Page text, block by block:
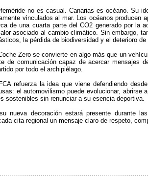
no es casual. Canarias es océano. Su
vinculados al mar. Los océanos producen
de una cuarta parte del CO2 generado por la
asociado al cambio climático. Sin embargo,
la pérdida de biodiversidad y el deterioro
Zero se convierte en algo más que un
de comunicación capaz de acercar mensajes
por todo el archipiélago.
refuerza la idea que viene defendiendo
el automovilismo puede evolucionar, abrirse
sostenibles sin renunciar a su esencia deportiva.
nueva decoración estará presente durante
cita regional un mensaje claro de respeto,